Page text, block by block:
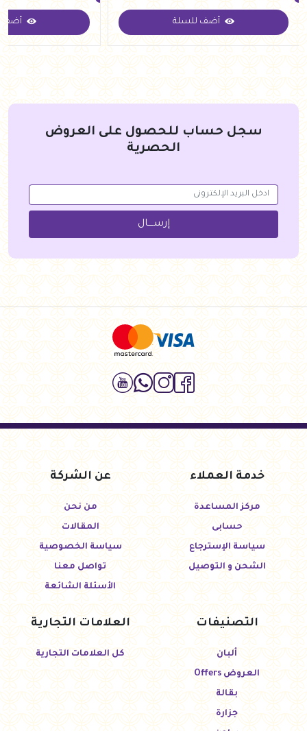
جنيه
أضف للسلة
جنيه
أضف
سجل حساب للحصول على العروض
الحصرية
إرســــال
خدمة العملاء
مركز المساعدة
حسابى
سياسة الإسترجاع
الشحن و التوصيل
عن الشركة
من نحن
المقالات
سياسة الخصوصية
تواصل معنا
الأسئلة الشائعة
التصنيفات
ألبان
العروض Offers
بقالة
جزارة
العلامات التجارية
كل العلامات التجارية